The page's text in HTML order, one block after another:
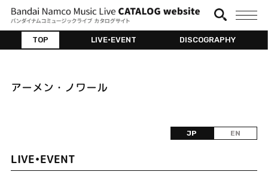
TOP LIVE•EVENT DISCOGRAPHY
アーメン・ノワール
JP EN
LIVE•EVENT